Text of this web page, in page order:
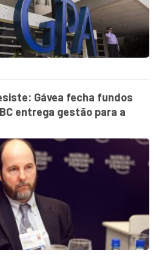
Gávea fecha fundos
entrega gestão para a